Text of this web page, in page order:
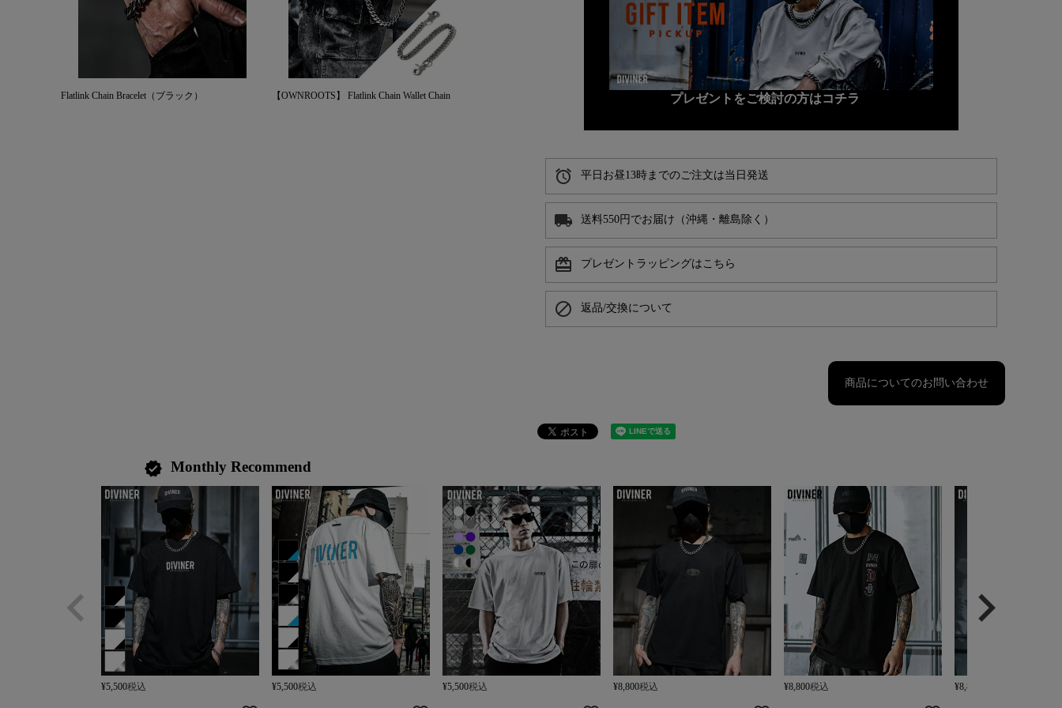
Flatlink Chain Bracelet（ブラック） 【OWNROOTS】 Flatlink Chain Wallet Chain プレゼントをご検討の方はコチラ
alarm 平日お昼13時までのご注文は当日発送
local_shipping 送料550円でお届け（沖縄・離島除く）
card_giftcard プレゼントラッピングはこちら
block 返品/交換について
商品についてのお問い合わせ
verified Monthly Recommend
¥5,500税込 ¥5,500税込 ¥5,500税込 ¥8,800税込 ¥8,800税込 ¥8,800